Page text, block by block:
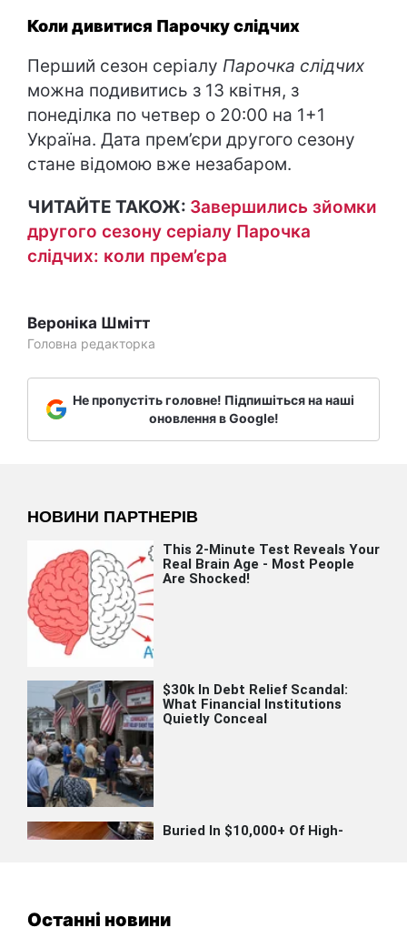
Коли дивитися Парочку слідчих
Перший сезон серіалу Парочка слідчих
можна подивитись з 13 квітня, з
понеділка по четвер о 20:00 на 1+1
Україна. Дата прем’єри другого сезону
стане відомою вже незабаром.
ЧИТАЙТЕ ТАКОЖ: Завершились зйомки
другого сезону серіалу Парочка
слідчих: коли прем’єра
Вероніка Шмітт
Головна редакторка
Не пропустіть головне! Підпишіться на наші
оновлення в Google!